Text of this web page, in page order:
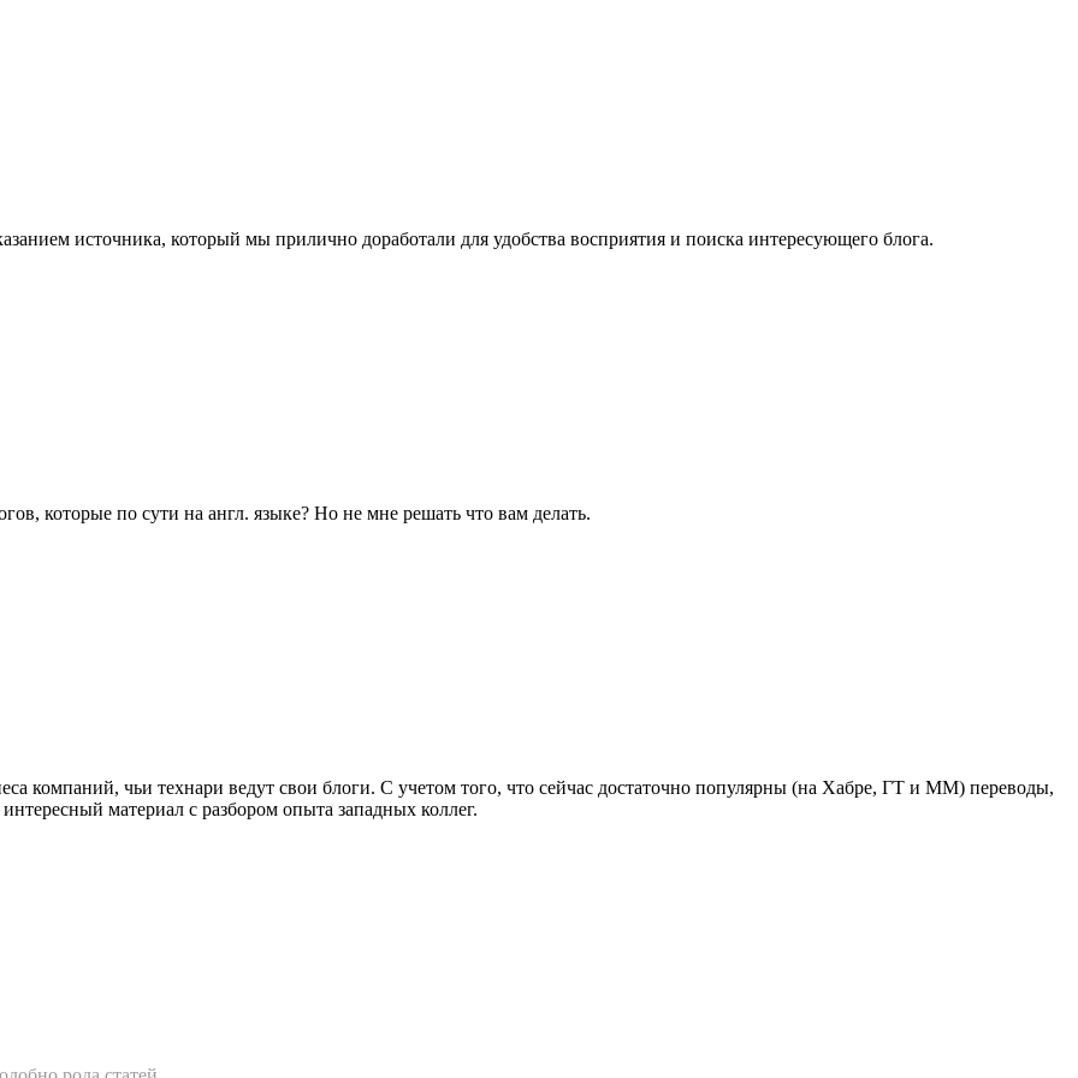
источника, который мы прилично доработали для удобства восприятия и поиска интересующего блога.
которые по сути на англ. языке? Но не мне решать что вам делать.
компаний, чьи технари ведут свои блоги. С учетом того, что сейчас достаточно популярны (на Хабре, ГТ и ММ) переводы,
материал с разбором опыта западных коллег.